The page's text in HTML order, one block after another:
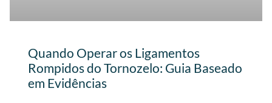
Quando Operar os Ligamentos
Rompidos do Tornozelo: Guia Baseado
em Evidências